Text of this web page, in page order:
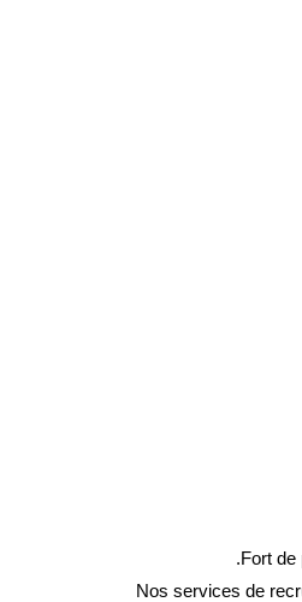
Fort
Nos services de